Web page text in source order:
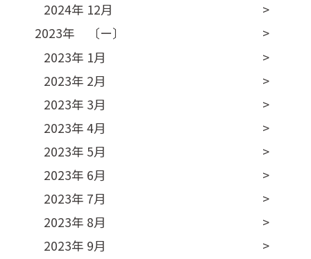
2024年 12月
2023年 〔ー〕
2023年 1月
2023年 2月
2023年 3月
2023年 4月
2023年 5月
2023年 6月
2023年 7月
2023年 8月
2023年 9月